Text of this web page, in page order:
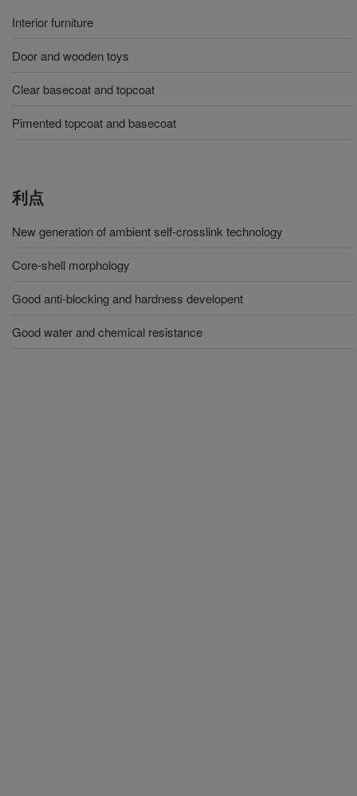
Interior furniture
Door and wooden toys
Clear basecoat and topcoat
Pimented topcoat and basecoat
利点
New generation of ambient self-crosslink technology
Core-shell morphology
Good anti-blocking and hardness developent
Good water and chemical resistance